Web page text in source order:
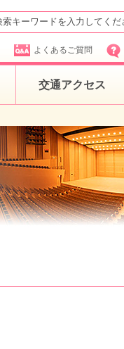
よくあるご質問
交通アクセス